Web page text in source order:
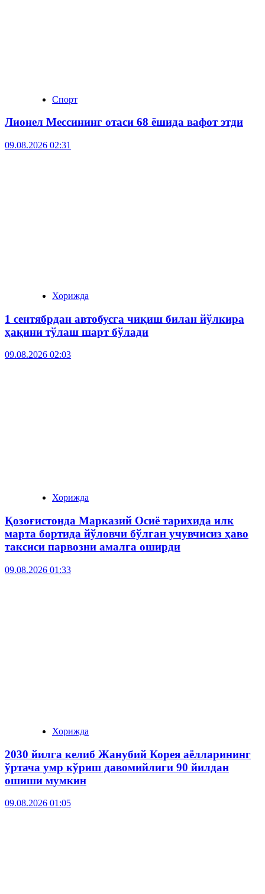
Спорт
Лионел Мессининг отаси 68 ёшида вафот этди
09.08.2026 02:31
Хорижда
1 сентябрдан автобусга чиқиш билан йўлкира
ҳақини тўлаш шарт бўлади
09.08.2026 02:03
Хорижда
Қозоғистонда Марказий Осиё тарихида илк
марта бортида йўловчи бўлган учувчисиз ҳаво
таксиси парвозни амалга оширди
09.08.2026 01:33
Хорижда
2030 йилга келиб Жанубий Корея аёлларининг
ўртача умр кўриш давомийлиги 90 йилдан
ошиши мумкин
09.08.2026 01:05